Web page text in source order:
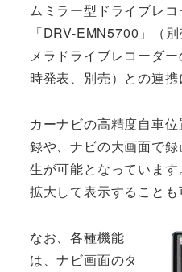
ムミラー型ドライブレ
「DRV-EMN5700」（
メラドライブレコーダ
時発表、別売）との連携
カーナビの高精度自車
録や、ナビの大画面で
生が可能となっていま
拡大して表示することも
なお、各種機能
は、ナビ画面のタ